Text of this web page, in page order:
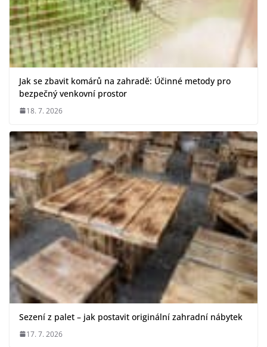
Jak se zbavit komárů na zahradě: Účinné metody pro
bezpečný venkovní prostor
18. 7. 2026
Sezení z palet – jak postavit originální zahradní nábytek
17. 7. 2026